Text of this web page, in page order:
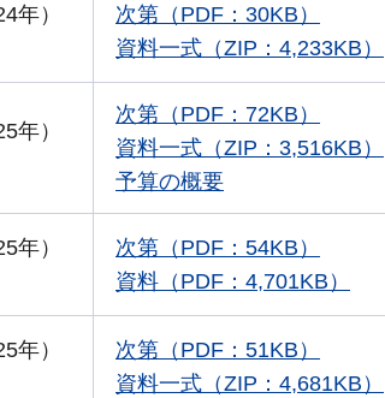
年）
次第（PDF：30KB）
資料一式（ZIP：4,233KB）
年）
次第（PDF：72KB）
資料一式（ZIP：3,516KB）
予算の概要
年）
次第（PDF：54KB）
資料（PDF：4,701KB）
年）
次第（PDF：51KB）
資料一式（ZIP：4,681KB）